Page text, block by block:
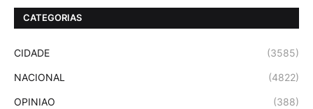
CATEGORIAS
CIDADE (3585)
NACIONAL (4822)
OPINIAO (388)